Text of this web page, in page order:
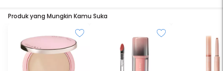
Produk yang Mungkin Kamu Suka